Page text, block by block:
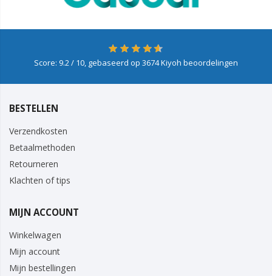
Score: 9.2/ 10, gebaseerd op 3674Kiyoh beoordelingen
BESTELLEN
Verzendkosten
Betaalmethoden
Retourneren
Klachten of tips
MIJN ACCOUNT
Winkelwagen
Mijn account
Mijn bestellingen